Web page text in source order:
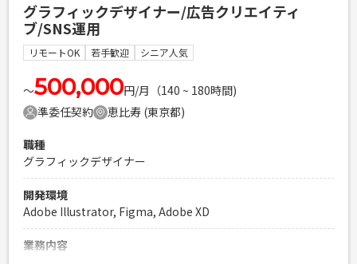
・ユーザー調査から課題特定、施策立案、デザインまで一貫
して担える方 ・アプリ、WEBデザインのご経験 ・リードデザ
イナーとして2-3人のデザイナーチームと働いた経験がある ・
開発やビジネスメンバーと連携し、プロダクトの重要な課題
を解決に導いた経験がある
PHPを用いたWebサービスの開発経験4年以上
Laravelを用いた開発経験1年以上
エンジニア複数人のチームでの開発経験
グラフィックデザイナー/広告クリエイティ
ブ/SNS運用
リモートOK 若手歓迎 シニア人気
〜500,000円/月（140 ~ 180時間)
準委任契約
恵比寿 (東京都)
職種
グラフィックデザイナー
開発環境
Adobe Illustrator, Figma, Adobe XD
業務内容